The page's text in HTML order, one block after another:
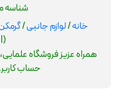
خانه/لوازم جانبی/
(Nextool)
همراه عزیز فروشگاه
حساب